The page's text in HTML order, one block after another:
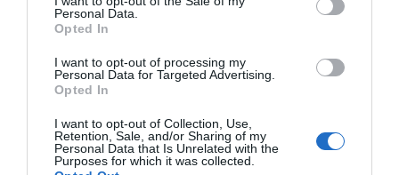
Personal Data.
Opted In
I want to opt-out of processing my
Personal Data for Targeted Advertising.
Opted In
I want to opt-out of Collection, Use,
Retention, Sale, and/or Sharing of my
Personal Data that Is Unrelated with the
Purposes for which it was collected.